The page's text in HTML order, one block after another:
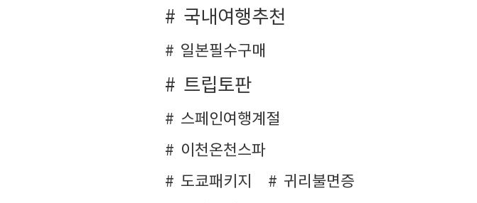
국내여행추천
일본필수구매
트립토판
스페인여행계절
이천온천스파
도쿄패키지
귀리불면증